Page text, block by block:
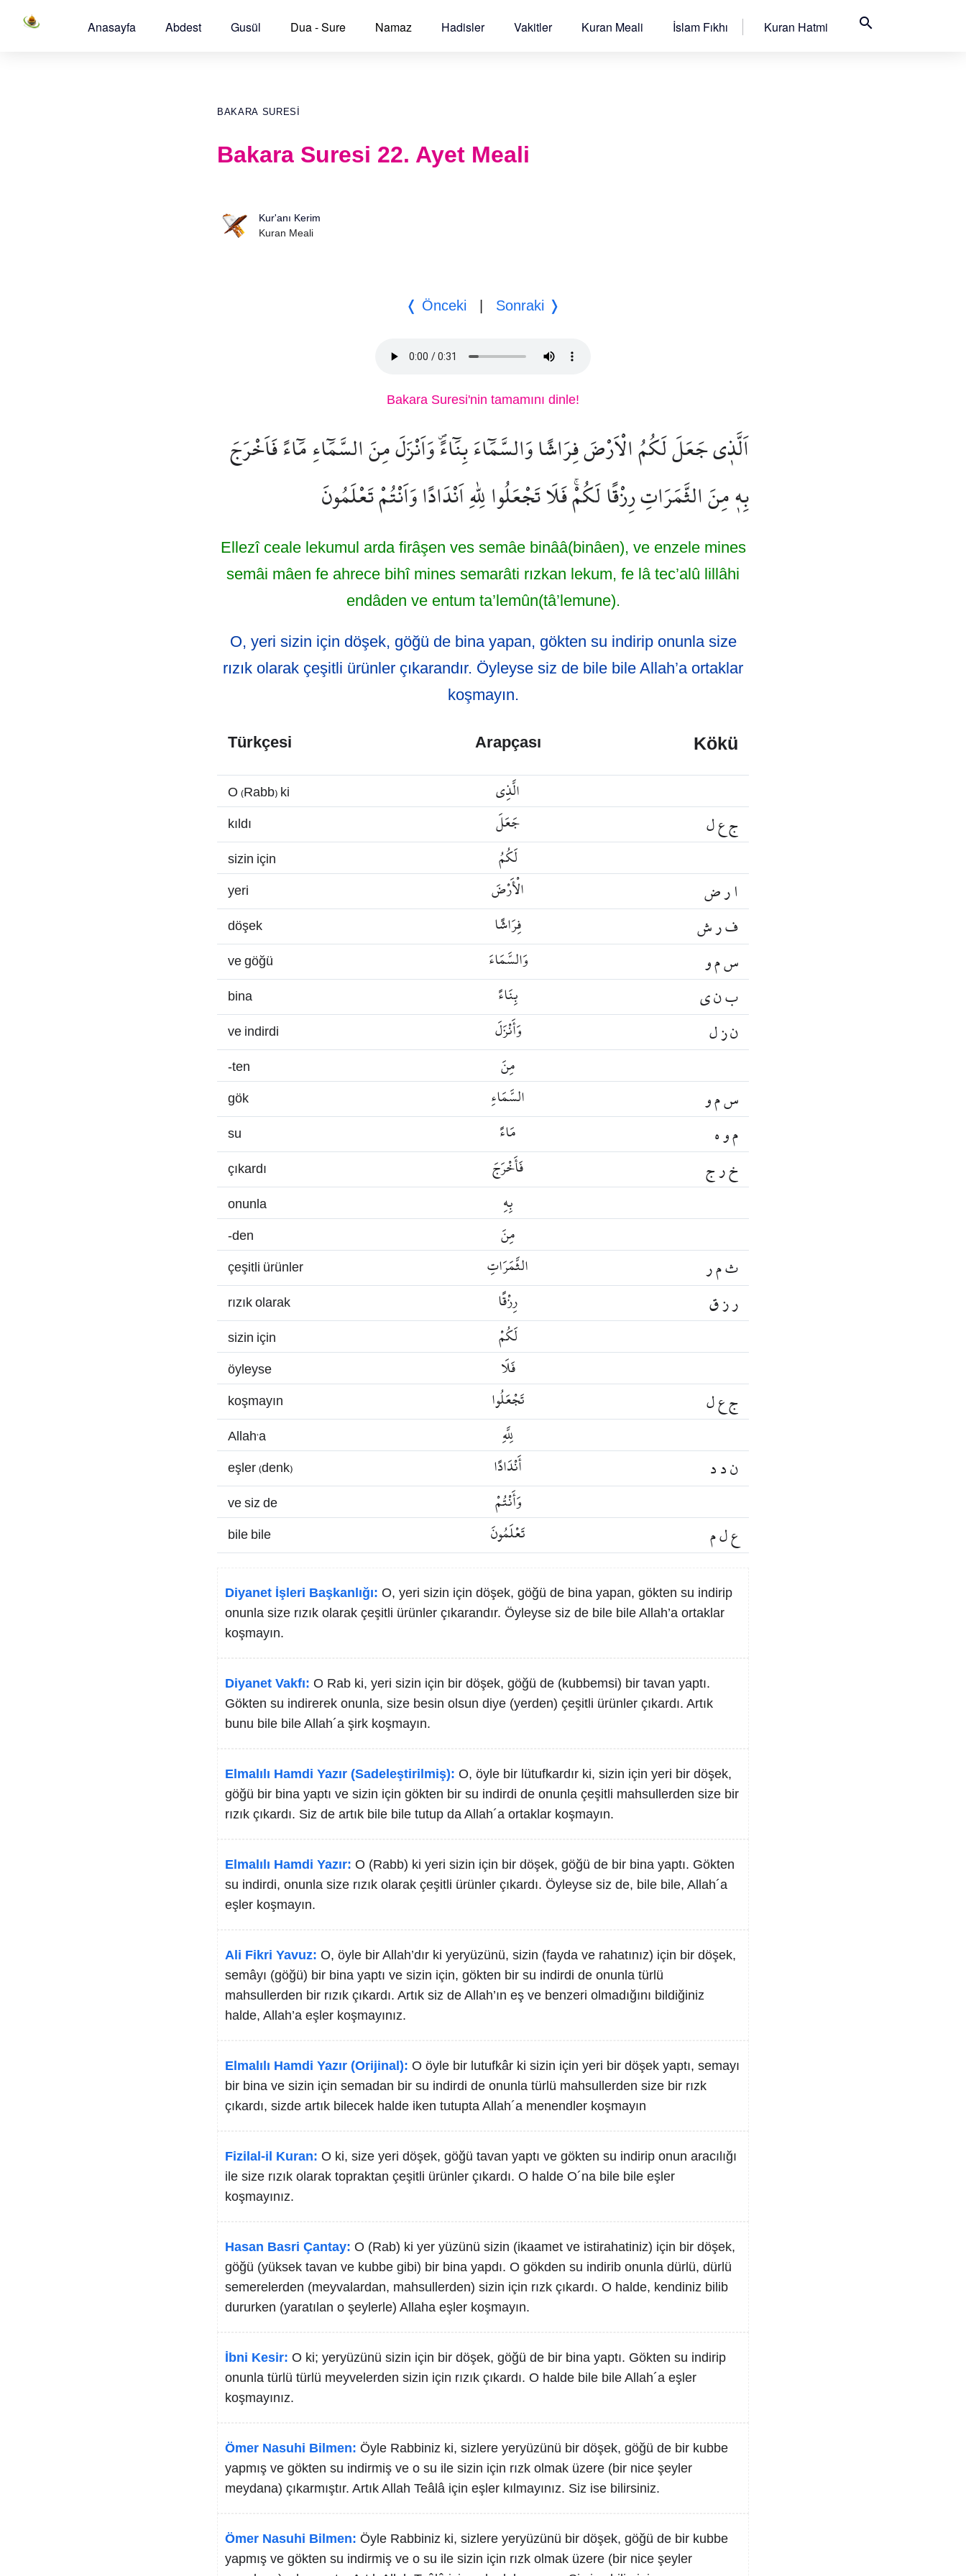
Anasayfa Abdest Gusül Dua - Sure Namaz Hadisler Vakitler Kuran Meali İslam Fıkhı Kuran Hatmi search
BAKARA SURESI
Bakara Suresi 22. Ayet Meali
Kur'anı Kerim
Kuran Meali
❬ Önceki | Sonraki ❭
Bakara Suresi'nin tamamını dinle!
اَلَّذ۪ي جَعَلَ لَكُمُ الْاَرْضَ فِرَاشًا وَالسَّمَٓاءَ بِنَٓاءًۖ وَاَنْزَلَ مِنَ السَّمَٓاءِ مَٓاءً فَاَخْرَجَ
بِه۪ مِنَ الثَّمَرَاتِ رِزْقًا لَكُمْۚ فَلَا تَجْعَلُوا لِلّٰهِ اَنْدَادًا وَاَنْتُمْ تَعْلَمُونَ
Ellezî ceale lekumul arda firâşen ves semâe binââ(binâen), ve enzele mines
semâi mâen fe ahrece bihî mines semarâti rızkan lekum, fe lâ tec’alû lillâhi
endâden ve entum ta’lemûn(tâ’lemune).
O, yeri sizin için döşek, göğü de bina yapan, gökten su indirip onunla size
rızık olarak çeşitli ürünler çıkarandır. Öyleyse siz de bile bile Allah’a ortaklar
koşmayın.
Türkçesi Arapçası Kökü
O (Rabb) ki الَّذِي
kıldı جَعَلَ ج ع ل
sizin için لَكُمُ
yeri الْأَرْضَ ا ر ض
döşek فِرَاشًا ف ر ش
ve göğü وَالسَّمَاءَ س م و
bina بِنَاءً ب ن ي
ve indirdi وَأَنْزَلَ ن ز ل
-ten مِنَ
gök السَّمَاءِ س م و
su مَاءً م و ه
çıkardı فَأَخْرَجَ خ ر ج
onunla بِهِ
-den مِنَ
çeşitli ürünler الثَّمَرَاتِ ث م ر
rızık olarak رِزْقًا ر ز ق
sizin için لَكُمْ
öyleyse فَلَا
koşmayın تَجْعَلُوا ج ع ل
Allah’a لِلَّهِ
eşler (denk) أَنْدَادًا ن د د
ve siz de وَأَنْتُمْ
bile bile تَعْلَمُونَ ع ل م
Diyanet İşleri Başkanlığı: O, yeri sizin için döşek, göğü de bina yapan, gökten su indirip
onunla size rızık olarak çeşitli ürünler çıkarandır. Öyleyse siz de bile bile Allah’a ortaklar
koşmayın.
Diyanet Vakfı: O Rab ki, yeri sizin için bir döşek, göğü de (kubbemsi) bir tavan yaptı.
Gökten su indirerek onunla, size besin olsun diye (yerden) çeşitli ürünler çıkardı. Artık
bunu bile bile Allah´a şirk koşmayın.
Elmalılı Hamdi Yazır (Sadeleştirilmiş): O, öyle bir lütufkardır ki, sizin için yeri bir döşek,
göğü bir bina yaptı ve sizin için gökten bir su indirdi de onunla çeşitli mahsullerden size bir
rızık çıkardı. Siz de artık bile bile tutup da Allah´a ortaklar koşmayın.
Elmalılı Hamdi Yazır: O (Rabb) ki yeri sizin için bir döşek, göğü de bir bina yaptı. Gökten
su indirdi, onunla size rızık olarak çeşitli ürünler çıkardı. Öyleyse siz de, bile bile, Allah´a
eşler koşmayın.
Ali Fikri Yavuz: O, öyle bir Allah’dır ki yeryüzünü, sizin (fayda ve rahatınız) için bir döşek,
semâyı (göğü) bir bina yaptı ve sizin için, gökten bir su indirdi de onunla türlü
mahsullerden bir rızık çıkardı. Artık siz de Allah’ın eş ve benzeri olmadığını bildiğiniz
halde, Allah’a eşler koşmayınız.
Elmalılı Hamdi Yazır (Orijinal): O öyle bir lutufkâr ki sizin için yeri bir döşek yaptı, semayı
bir bina ve sizin için semadan bir su indirdi de onunla türlü mahsullerden size bir rızk
çıkardı, sizde artık bilecek halde iken tutupta Allah´a menendler koşmayın
Fizilal-il Kuran: O ki, size yeri döşek, göğü tavan yaptı ve gökten su indirip onun aracılığı
ile size rızık olarak topraktan çeşitli ürünler çıkardı. O halde O´na bile bile eşler
koşmayınız.
Hasan Basri Çantay: O (Rab) ki yer yüzünü sizin (ikaamet ve istirahatiniz) için bir döşek,
göğü (yüksek tavan ve kubbe gibi) bir bina yapdı. O gökden su indirib onunla dürlü, dürlü
semerelerden (meyvalardan, mahsullerden) sizin için rızk çıkardı. O halde, kendiniz bilib
dururken (yaratılan o şeylerle) Allaha eşler koşmayın.
İbni Kesir: O ki; yeryüzünü sizin için bir döşek, göğü de bir bina yaptı. Gökten su indirip
onunla türlü türlü meyvelerden sizin için rızık çıkardı. O halde bile bile Allah´a eşler
koşmayınız.
Ömer Nasuhi Bilmen: Öyle Rabbiniz ki, sizlere yeryüzünü bir döşek, göğü de bir kubbe
yapmış ve gökten su indirmiş ve o su ile sizin için rızk olmak üzere (bir nice şeyler
meydana) çıkarmıştır. Artık Allah Teâlâ için eşler kılmayınız. Siz ise bilirsiniz.
Ömer Nasuhi Bilmen: Öyle Rabbiniz ki, sizlere yeryüzünü bir döşek, göğü de bir kubbe
yapmış ve gökten su indirmiş ve o su ile sizin için rızk olmak üzere (bir nice şeyler